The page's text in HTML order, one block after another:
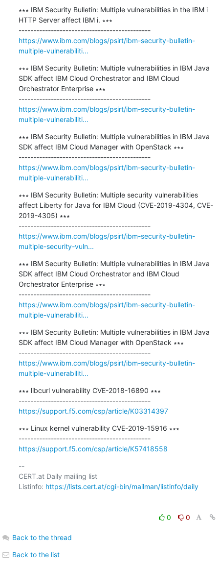
∗∗∗ IBM Security Bulletin: Multiple vulnerabilities in the IBM i
HTTP Server affect IBM i. ∗∗∗
---------------------------------------------
https://www.ibm.com/blogs/psirt/ibm-security-bulletin-
multiple-vulnerabiliti...
∗∗∗ IBM Security Bulletin: Multiple vulnerabilities in IBM Java
SDK affect IBM Cloud Orchestrator and IBM Cloud
Orchestrator Enterprise ∗∗∗
---------------------------------------------
https://www.ibm.com/blogs/psirt/ibm-security-bulletin-
multiple-vulnerabiliti...
∗∗∗ IBM Security Bulletin: Multiple vulnerabilities in IBM Java
SDK affect IBM Cloud Manager with OpenStack ∗∗∗
---------------------------------------------
https://www.ibm.com/blogs/psirt/ibm-security-bulletin-
multiple-vulnerabiliti...
∗∗∗ IBM Security Bulletin: Multiple security vulnerabilities
affect Liberty for Java for IBM Cloud (CVE-2019-4304, CVE-
2019-4305) ∗∗∗
---------------------------------------------
https://www.ibm.com/blogs/psirt/ibm-security-bulletin-
multiple-security-vuln...
∗∗∗ IBM Security Bulletin: Multiple vulnerabilities in IBM Java
SDK affect IBM Cloud Orchestrator and IBM Cloud
Orchestrator Enterprise ∗∗∗
---------------------------------------------
https://www.ibm.com/blogs/psirt/ibm-security-bulletin-
multiple-vulnerabiliti...
∗∗∗ IBM Security Bulletin: Multiple vulnerabilities in IBM Java
SDK affect IBM Cloud Manager with OpenStack ∗∗∗
---------------------------------------------
https://www.ibm.com/blogs/psirt/ibm-security-bulletin-
multiple-vulnerabiliti...
∗∗∗ libcurl vulnerability CVE-2018-16890 ∗∗∗
---------------------------------------------
https://support.f5.com/csp/article/K03314397
∗∗∗ Linux kernel vulnerability CVE-2019-15916 ∗∗∗
---------------------------------------------
https://support.f5.com/csp/article/K57418558
--
CERT.at Daily mailing list
Listinfo: https://lists.cert.at/cgi-bin/mailman/listinfo/daily
0 0
Back to the thread
Back to the list